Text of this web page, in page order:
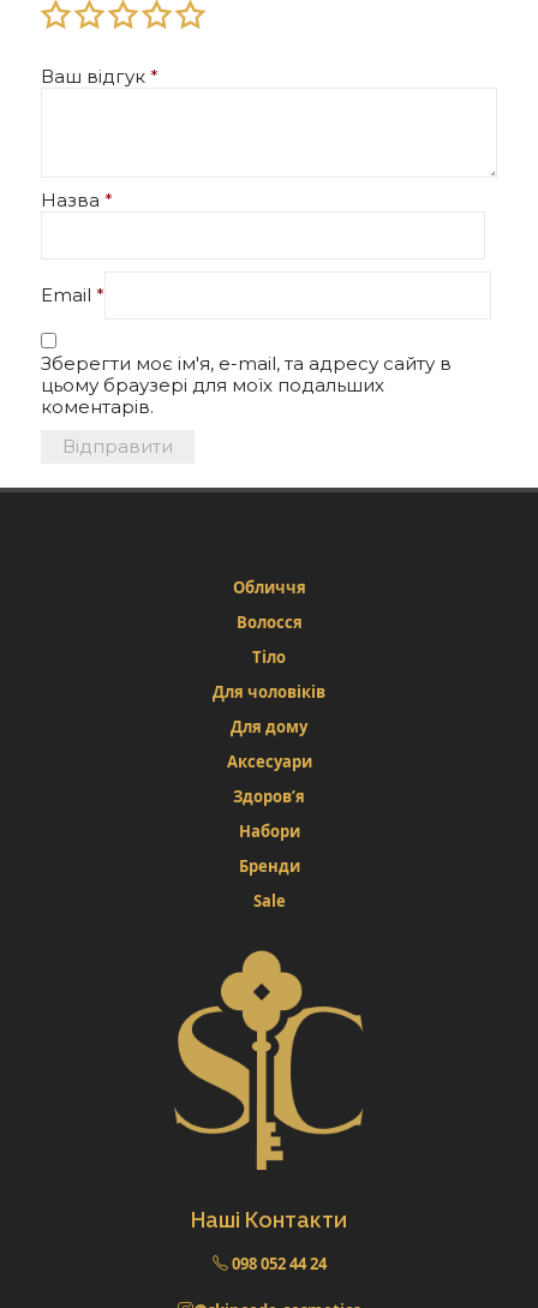
Ваш відгук *
Назва *
Email *
Зберегти моє ім'я, e-mail, та адресу сайту в
цьому браузері для моїх подальших
коментарів.
Обличчя
Волосся
Тіло
Для чоловіків
Для дому
Аксесуари
Здоров’я
Набори
Бренди
Sale
Наші Контакти
098 052 44 24